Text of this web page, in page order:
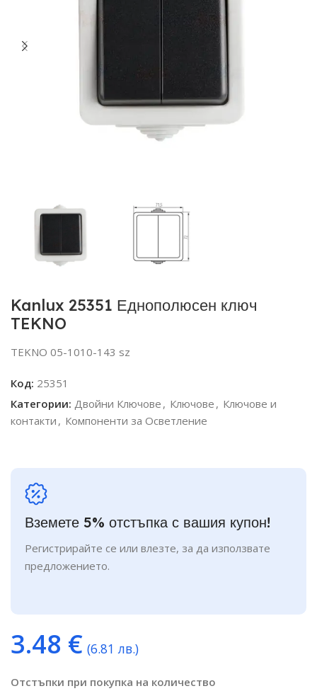
Kanlux 25351 Еднополюсен ключ
TEKNO
TEKNO 05-1010-143 sz
Код: 25351
Категории: Двойни Ключове , Ключове , Ключове и
контакти , Компоненти за Осветление
Вземете 5% отстъпка с вашия купон!
Регистрирайте се или влезте, за да използвате
предложението.
3.48 € (6.81 лв.)
Отстъпки при покупка на количество